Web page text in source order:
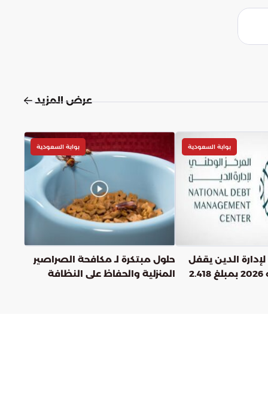
عرض المزيد
بوابة السعودية
لإدارة الدين يقفل
طرح شهر مايو 2026 بمبلغ 2.418
بوابة السعودية
حلول مبتكرة لـ مكافحة الصراصير
المنزلية والحفاظ على النظافة